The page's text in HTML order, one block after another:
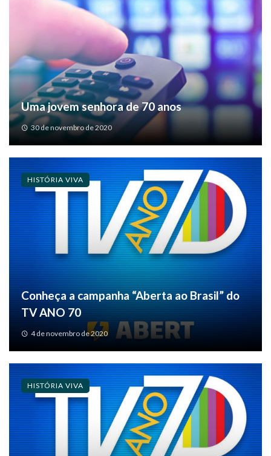
Uma jovem senhora de 70 anos
30 de novembro de 2020
Conheça a campanha “Aberta ao Brasil” do
TV ANO 70
4 de novembro de 2020
HISTÓRIA VIVA
HISTÓRIA VIVA